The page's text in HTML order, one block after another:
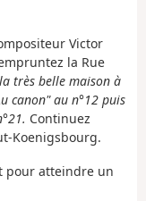
Victor
la Rue
très belle maison à
canon" au n°12 puis
Continuez
Koenigsbourg.
pour atteindre un